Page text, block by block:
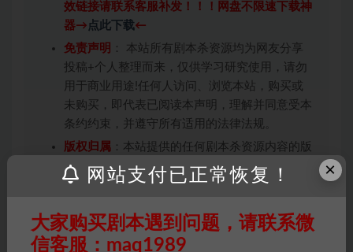
效链接请联系客服补发！！！网盘不限速下载神
器→ 点此下载←
免责声明 ： 本站所有剧本杀资源均为网友分享
投稿+个人整理而来，仅供学习研究使用，请勿
用于商业用途!任何人访问、浏览本站，购买或
未购买，即代表已阅读本声明，理解并同意受本
条约约束，并遵守所有适用的法律法规。
版权归属 ：本站提供的任何剧本杀资源内容的版
权均属于机关版权或权利人。如有侵权，请发邮
件通知并提供相关证实资料至邮箱
会在三天内下架相关剧本攻略。
积分说明∶剧本杀下载所需积分非剧本杀资源自
×
网站支付已正常恢复！
大家购买剧本遇到问题，请联系微
信客服：maq1989